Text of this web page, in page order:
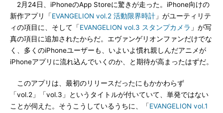
2月24日、iPhoneのApp Storeに驚きが走った。iPhone向けの
新作アプリ「EVANGELION vol.2 活動限界時計 」がユーティリテ
ィの項目に、そして「EVANGELION vol.3 スタンプカメラ 」が写
真の項目に追加されたからだ。エヴァンゲリオンファンだけでな
く、多くのiPhoneユーザーも、いよいよ慣れ親しんだアニメが
iPhoneアプリに流れ込んでいくのか、と期待が高まったはずだ。
このアプリは、最初のリリースだったにもかかわらず
「vol.2」「vol.3」というタイトルが付いていて、単発ではない
ことが伺えた。そうこうしているうちに、「EVANGELION vol.1